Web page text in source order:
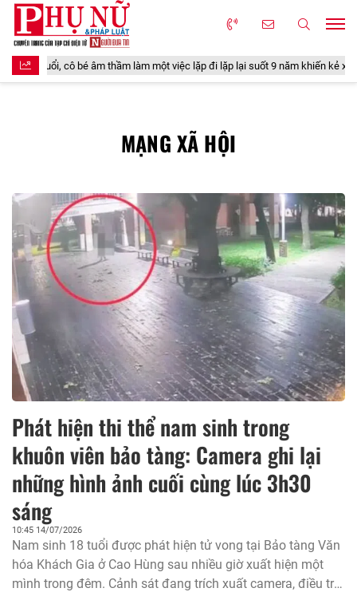
âm thầm làm một việc lặp đi lặp lại suốt 9 năm khiến kẻ xấu trả giá
MẠNG XÃ HỘI
Phát hiện thi thể nam sinh trong
khuôn viên bảo tàng: Camera ghi lại
những hình ảnh cuối cùng lúc 3h30
sáng
10:45 14/07/2026
Nam sinh 18 tuổi được phát hiện tử vong tại Bảo tàng Văn
hóa Khách Gia ở Cao Hùng sau nhiều giờ xuất hiện một
mình trong đêm. Cảnh sát đang trích xuất camera, điều tra